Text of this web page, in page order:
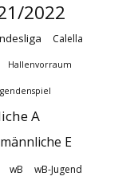
2022
Calella
Hallenvorraum
A
männliche E
wB wB-Jugend